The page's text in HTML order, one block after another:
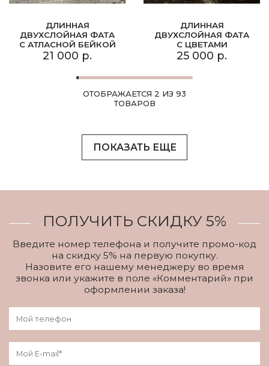
ДЛИННАЯ
ДВУХСЛОЙНАЯ ФАТА
С АТЛАСНОЙ БЕЙКОЙ
21 000 р.
ДЛИННАЯ
ДВУХСЛОЙНАЯ ФАТА
С ЦВЕТАМИ
25 000 р.
ОТОБРАЖАЕТСЯ 2 ИЗ 93
ТОВАРОВ
ПОКАЗАТЬ ЕЩЕ
ПОЛУЧИТЬ СКИДКУ 5%
Введите номер телефона и получите промо-код
на скидку 5% на первую покупку.
Назовите его нашему менеджеру во время
звонка или укажите в поле «Комментарий» при
оформлении заказа!